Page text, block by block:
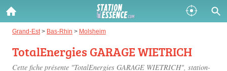
Grand-Est > Bas-Rhin > Molsheim
TotalEnergies GARAGE WIETRICH
Cette fiche présente "TotalEnergies GARAGE WIETRICH", station-
Gazole :
Disponible Épuisé